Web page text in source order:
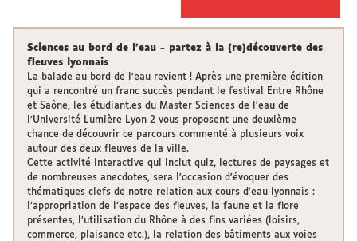
Sciences au bord de l'eau - partez à la (re)découverte des
fleuves lyonnais
La balade au bord de l’eau revient ! Après une première édition
qui a rencontré un franc succès pendant le festival Entre Rhône
et Saône, les étudiant.es du Master Sciences de l’eau de
l’Université Lumière Lyon 2 vous proposent une deuxième
chance de découvrir ce parcours commenté à plusieurs voix
autour des deux fleuves de la ville.
Cette activité interactive qui inclut quiz, lectures de paysages et
de nombreuses anecdotes, sera l'occasion d'évoquer des
thématiques clefs de notre relation aux cours d’eau lyonnais :
l’appropriation de l’espace des fleuves, la faune et la flore
présentes, l’utilisation du Rhône à des fins variées (loisirs,
commerce, plaisance etc.), la relation des bâtiments aux voies